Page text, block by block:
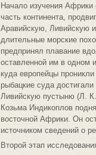
Начало изучения Африки
часть континента,
Аравийскую, Ливийскую
длительные морские
предпринял плавание
оставленной им в одном
куда европейцы
рыбацкие суда
Ливийскую пустыню (Л.
Козьма Индикоплов
восточной Африки. Он
источником сведений о
Второй этап